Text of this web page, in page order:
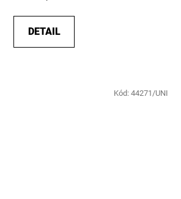
DETAIL
Kód: 44271/UNI